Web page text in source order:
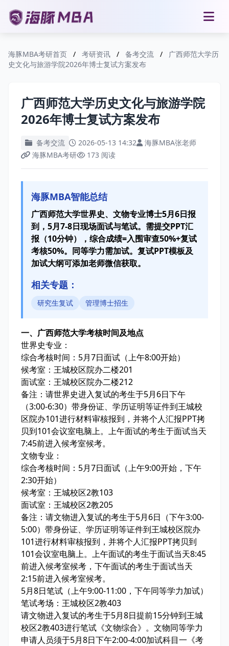
海豚MBA考研首页 / 考研资讯 / 备考交流 /
广西师范大学历
史文化与旅游学院2026年博士复试方案发布
广西师范大学历史文化与旅游学院
2026年博士复试方案发布
备考交流 2026-05-13 14:32
海豚MBA张老师
海豚MBA考研
173 阅读
海豚MBA智能总结
广西师范大学世界史、文物专业博士5月6日报
到，5月7-8日现场面试与笔试。需提交PPT汇
报（10分钟），综合成绩=入围审查50%+复试
考核50%。同等学力需加试。复试PPT模板及
加试大纲可添加老师微信获取。
相关专题：
研究生复试 管理博士招生
一、广西师范大学考核时间及地点
世界史专业：
综合考核时间：5月7日面试（上午8:00开始）
候考室：王城校区院办二楼201
面试室：王城校区院办二楼212
备注：请世界史进入复试的考生于5月6日下午
（3:00-6:30）带身份证、学历证明等证件到王城校
区院办101进行材料审核报到，并将个人汇报PPT拷
贝到101会议室电脑上。上午面试的考生于面试当天
7:45前进入候考室候考。
文物专业：
综合考核时间：5月7日面试（上午9:00开始，下午
2:30开始）
候考室：王城校区2教103
面试室：王城校区2教205
备注：请文物进入复试的考生于5月6日（下午3:00-
5:00）带身份证、学历证明等证件到王城校区院办
101进行材料审核报到，并将个人汇报PPT拷贝到
101会议室电脑上。上午面试的考生于面试当天8:45
前进入候考室候考，下午面试的考生于面试当天
2:15前进入候考室候考。
5月8日笔试（上午9:00-11:00，下午同等学力加试）
笔试考场：王城校区2教403
请文物进入复试的考生于5月8日提前15分钟到王城
校区2教403进行笔试《文物综合》。文物同等学力
申请人员须于5月8日下午2:00-4:00加试科目一《考